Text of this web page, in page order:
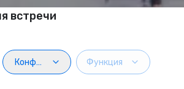
встречи
Конфигурация
Функция